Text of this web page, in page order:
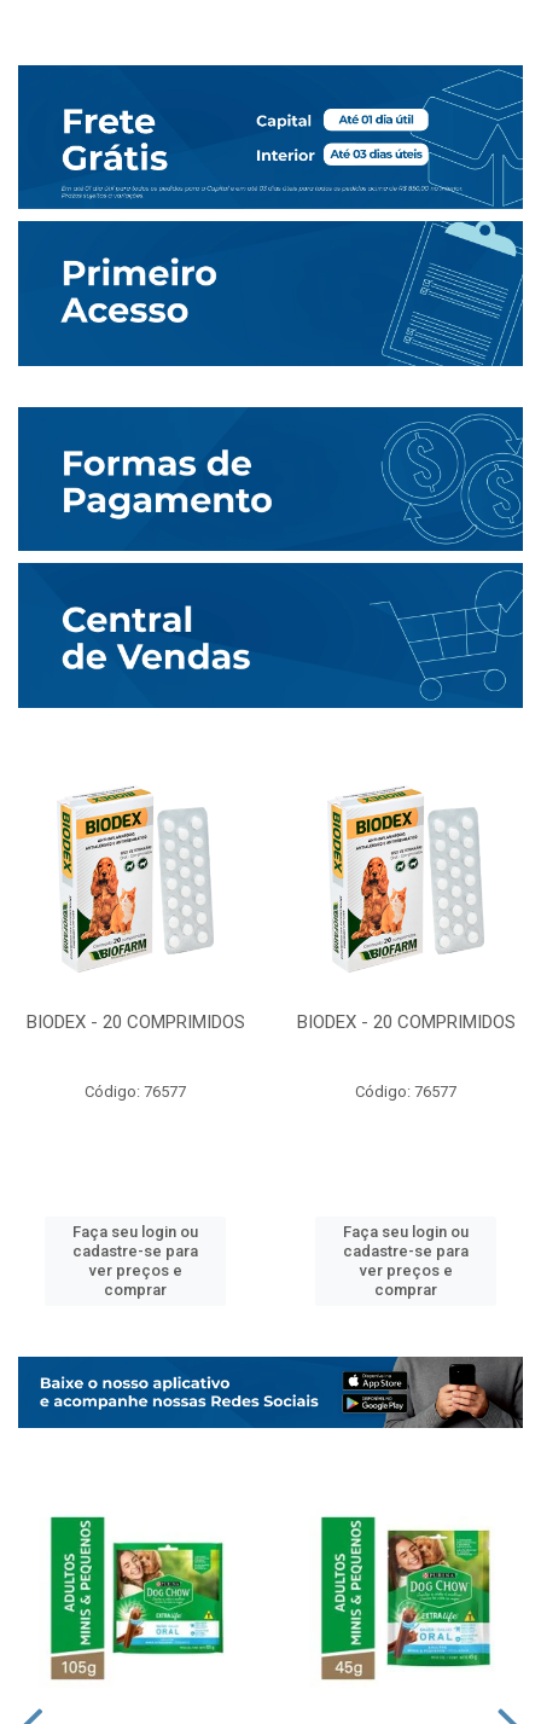
BIODEX - 20 COMPRIMIDOS
Código: 76577
Faça seu login ou
cadastre-se para
ver preços e
comprar
BIODEX - 20 COMPRIMIDOS
Código: 76577
Faça seu login ou
cadastre-se para
ver preços e
comprar